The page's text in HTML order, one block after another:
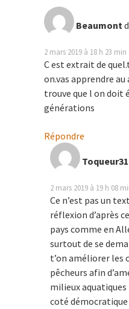
Beaumont
2 mars 2019 à 18 h 23 min
C est extrait de
on.vas apprendre
trouve que l on doit
générations
Répondre
Toqueur31
2 mars 2019 à 19 h 08
Ce n’est pas un
réflexion d’après
pays comme en
surtout de se
t’on améliorer les
pêcheurs afin
milieux
coté